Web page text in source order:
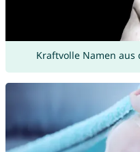
Kraftvolle Namen